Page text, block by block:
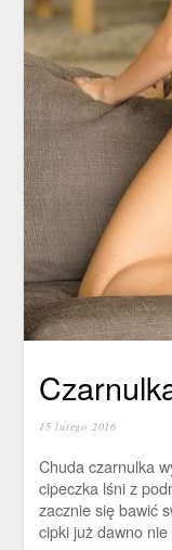
15 lutego 2016
Chuda czarnulka
cipeczka lśni z
zacznie się bawić
cipki już dawno nie